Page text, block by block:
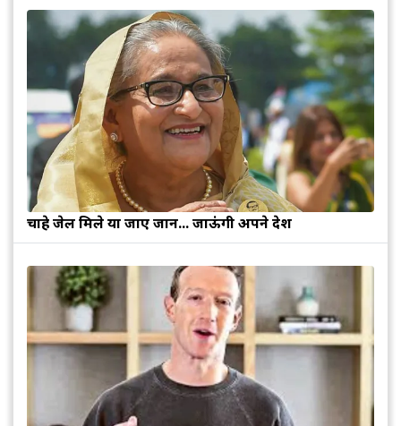
चाहे जेल मिले या जाए जान... जाऊंगी अपने देश